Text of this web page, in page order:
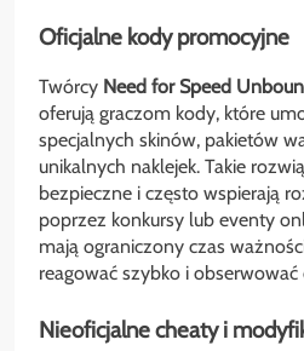
Oficjalne kody promocyjne
Twórcy Need for Speed
oferują graczom kody, które
specjalnych skinów, pakietów
unikalnych naklejek. Takie
bezpieczne i często wspierają
poprzez konkursy lub eventy
mają ograniczony czas
reagować szybko i
Nieoficjalne cheaty i